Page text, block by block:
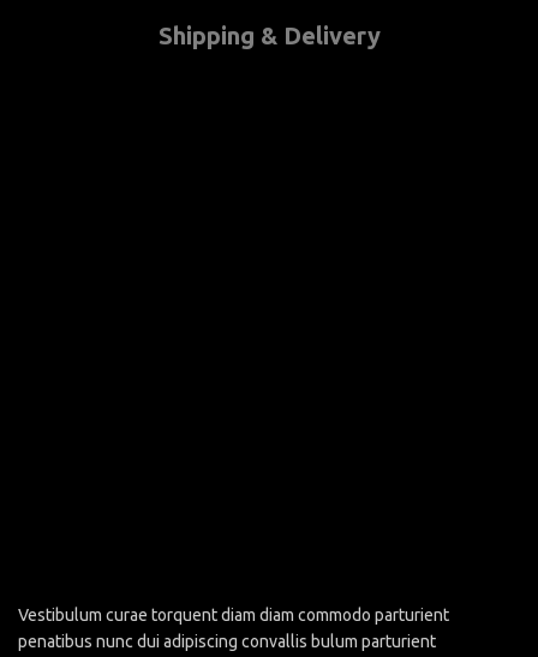
Shipping & Delivery
Vestibulum curae torquent diam diam commodo parturient
penatibus nunc dui adipiscing convallis bulum parturient